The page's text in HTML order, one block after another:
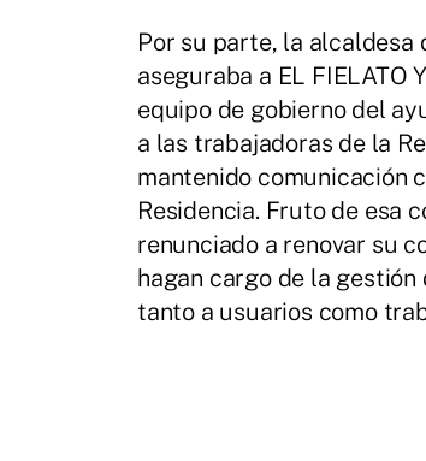
Por su parte, la alcaldesa
aseguraba a EL FIELATO
equipo de gobierno del
a las trabajadoras de la
mantenido comunicación
Residencia. Fruto de esa
renunciado a renovar su
hagan cargo de la
tanto a usuarios como